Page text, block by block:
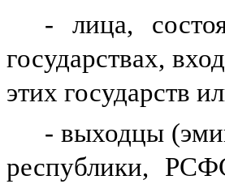
- лица,
государствах,
этих государств
- выходцы
республики,